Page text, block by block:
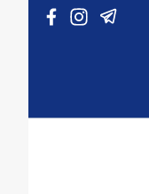
Vai al contenuto